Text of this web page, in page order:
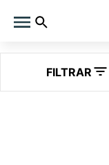
FILTRAR